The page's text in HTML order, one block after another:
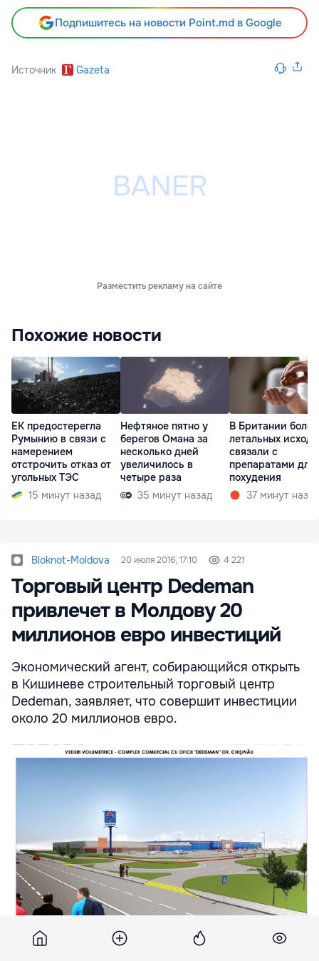
Подпишитесь на новости Point.md в Google
Источник Gazeta
Разместить рекламу на сайте
Похожие новости
ЕК предостерегла
Румынию в связи с
намерением
отстрочить отказ от
угольных ТЭС
15 минут назад
Нефтяное пятно у
берегов Омана за
несколько дней
увеличилось в
четыре раза
35 минут назад
В Британии
летальных
связали с
препаратами для
похудения
37 минут назад
Bloknot-Moldova 20 июля 2016, 17:10 4 221
Торговый центр Dedeman
привлечет в Молдову 20
миллионов евро инвестиций
Экономический агент, собирающийся открыть
в Кишиневе строительный торговый центр
Dedeman, заявляет, что совершит инвестиции
около 20 миллионов евро.